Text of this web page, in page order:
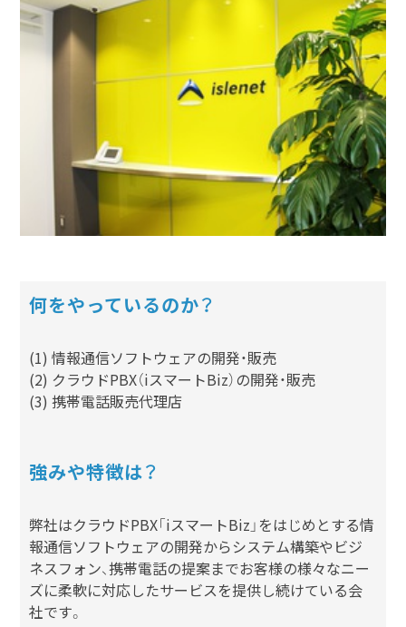
何をやっているのか？
(1) 情報通信ソフトウェアの開発・販売
(2) クラウドPBX（iスマートBiz）の開発・販売
(3) 携帯電話販売代理店
強みや特徴は？
弊社はクラウドPBX「iスマートBiz」をはじめとする情
報通信ソフトウェアの開発からシステム構築やビジ
ネスフォン、携帯電話の提案までお客様の様々なニー
ズに柔軟に対応したサービスを提供し続けている会
社です。